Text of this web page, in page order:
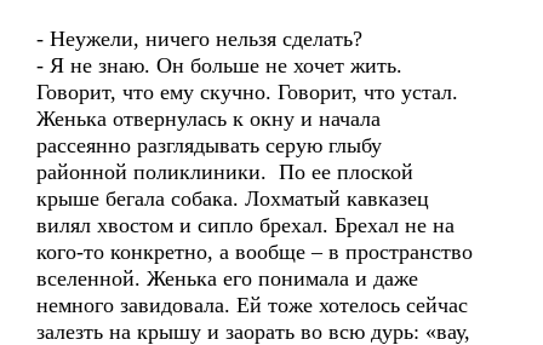
- Неужели, ничего нельзя сделать?
- Я не знаю. Он больше не хочет жить.
Говорит, что ему скучно. Говорит, что устал.
Женька отвернулась к окну и начала
рассеянно разглядывать серую глыбу
районной поликлиники. По ее плоской
крыше бегала собака. Лохматый кавказец
вилял хвостом и сипло брехал. Брехал не на
кого-то конкретно, а вообще – в пространство
вселенной. Женька его понимала и даже
немного завидовала. Ей тоже хотелось сейчас
залезть на крышу и заорать во всю дурь: «вау,